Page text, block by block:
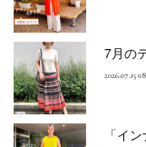
7月の
2026.07.15
「イ